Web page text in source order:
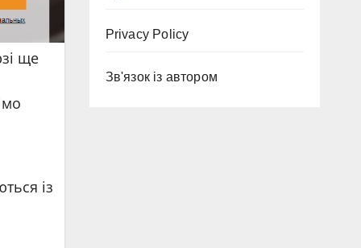
ще
із
Privacy Policy
Зв'язок із автором